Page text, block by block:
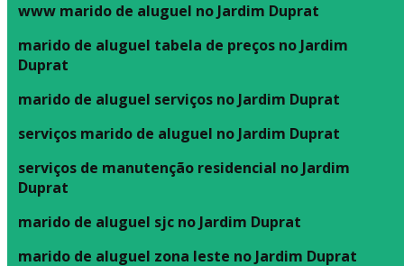
www marido de aluguel no Jardim Duprat
marido de aluguel tabela de preços no Jardim
Duprat
marido de aluguel serviços no Jardim Duprat
serviços marido de aluguel no Jardim Duprat
serviços de manutenção residencial no Jardim
Duprat
marido de aluguel sjc no Jardim Duprat
marido de aluguel zona leste no Jardim Duprat